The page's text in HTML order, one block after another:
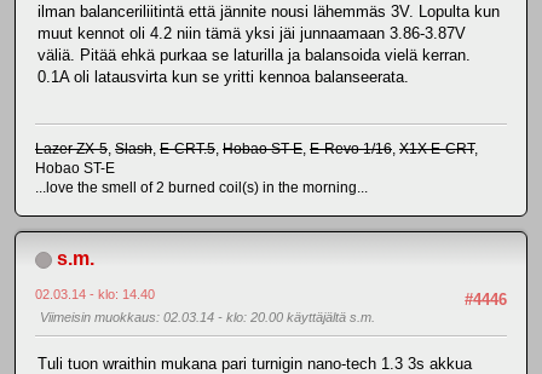
ilman balanceriliitintä että jännite nousi lähemmäs 3V. Lopulta kun
muut kennot oli 4.2 niin tämä yksi jäi junnaamaan 3.86-3.87V
väliä. Pitää ehkä purkaa se laturilla ja balansoida vielä kerran.
0.1A oli latausvirta kun se yritti kennoa balanseerata.
Lazer ZX-5, Slash, E-CRT.5, Hobao ST-E, E-Revo 1/16, X1X E-CRT,
Hobao ST-E
...love the smell of 2 burned coil(s) in the morning...
s.m.
#4446
02.03.14 - klo: 14.40
Viimeisin muokkaus: 02.03.14 - klo: 20.00 käyttäjältä s.m.
Tuli tuon wraithin mukana pari turnigin nano-tech 1.3 3s akkua